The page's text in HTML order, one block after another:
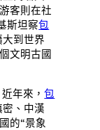
客則在社
斯坦察包
到世界
文明古國
年來，包
、中漢
的“景象